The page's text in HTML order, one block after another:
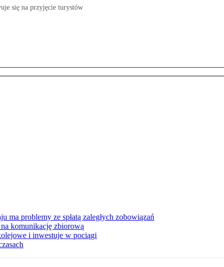
się na przyjęcie turystów
ma problemy ze spłatą zaległych zobowiązań
komunikację zbiorową
i inwestuje w pociągi